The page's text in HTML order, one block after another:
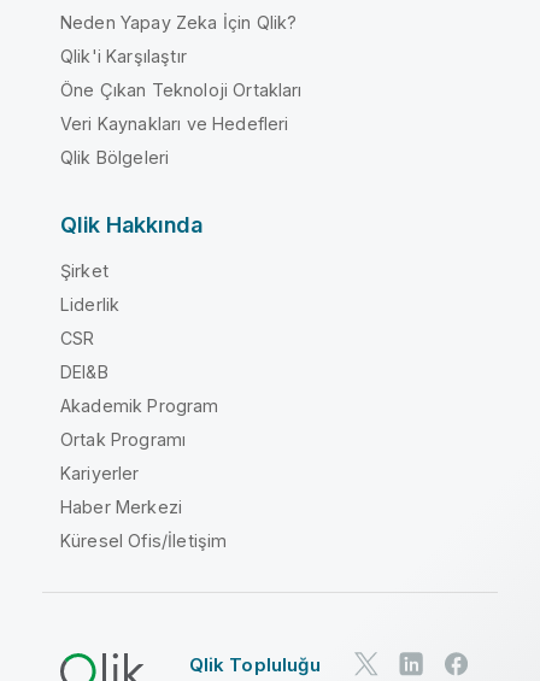
Neden Yapay Zeka İçin Qlik?
Qlik'i Karşılaştır
Öne Çıkan Teknoloji Ortakları
Veri Kaynakları ve Hedefleri
Qlik Bölgeleri
Qlik Hakkında
Şirket
Liderlik
CSR
DEI&B
Akademik Program
Ortak Programı
Kariyerler
Haber Merkezi
Küresel Ofis/İletişim
Qlik Topluluğu